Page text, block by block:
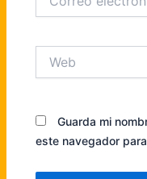
electrónico*
Guarda mi
este navegador